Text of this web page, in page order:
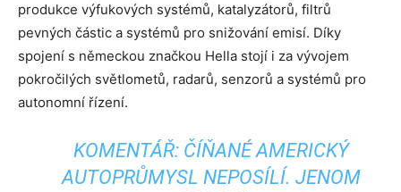
produkce výfukových systémů, katalyzátorů, filtrů
pevných částic a systémů pro snižování emisí. Díky
spojení s německou značkou Hella stojí i za vývojem
pokročilých světlometů, radarů, senzorů a systémů pro
autonomní řízení.
KOMENTÁŘ: ČÍŇANÉ AMERICKÝ
AUTOPRŮMYSL NEPOSÍLÍ. JENOM